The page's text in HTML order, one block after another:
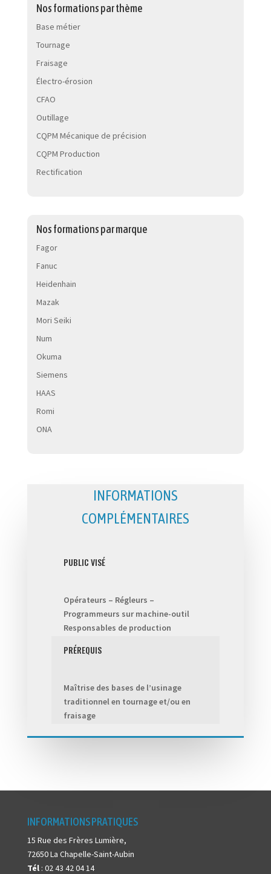
Nos formations par thème
Base métier
Tournage
Fraisage
Électro-érosion
CFAO
Outillage
CQPM Mécanique de précision
CQPM Production
Rectification
Nos formations par marque
Fagor
Fanuc
Heidenhain
Mazak
Mori Seiki
Num
Okuma
Siemens
HAAS
Romi
ONA
INFORMATIONS
COMPLÉMENTAIRES
PUBLIC VISÉ
Opérateurs – Régleurs –
Programmeurs sur machine-outil
Responsables de production
PRÉREQUIS
Maîtrise des bases de l’usinage
traditionnel en tournage et/ou en
fraisage
INFORMATIONS PRATIQUES
15 Rue des Frères Lumière,
72650 La Chapelle-Saint-Aubin
Tél: 02 43 42 04 14